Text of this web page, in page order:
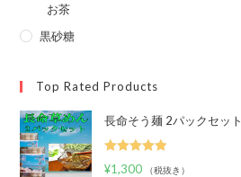
お茶
黒砂糖
Top Rated Products
長命そう麺 2パックセット
5段階中
¥1,300 （税抜き）